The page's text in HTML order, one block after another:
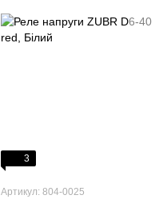
3
Артикул: 804-0025